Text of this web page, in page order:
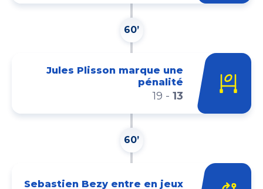
60’
Jules Plisson marque une
pénalité
19 - 13
60’
Sebastien Bezy entre en jeux